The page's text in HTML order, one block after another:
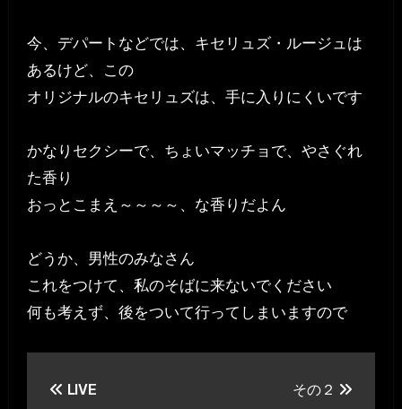
今、デパートなどでは、キセリュズ・ルージュは
あるけど、この
オリジナルのキセリュズは、手に入りにくいです
かなりセクシーで、ちょいマッチョで、やさぐれ
た香り
おっとこまえ～～～～、な香りだよん
どうか、男性のみなさん
これをつけて、私のそばに来ないでください
何も考えず、後をついて行ってしまいますので
LIVE その２